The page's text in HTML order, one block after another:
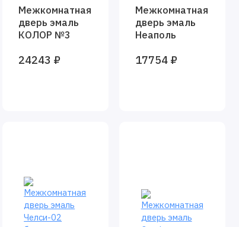
Межкомнатная
дверь эмаль
КОЛОР №3
24243 ₽
Межкомнатная
дверь эмаль
Неаполь
17754 ₽